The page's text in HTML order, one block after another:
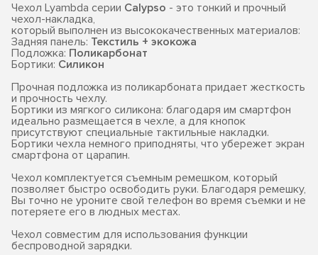
Чехол Lyambda серии Calypso - это тонкий и прочный
чехол-накладка,
который выполнен из высококачественных материалов:
Задняя панель: Текстиль + экокожа
Подложка: Поликарбонат
Бортики: Силикон
Прочная подложка из поликарбоната придает жесткость
и прочность чехлу.
Бортики из мягкого силикона: благодаря им смартфон
идеально размещается в чехле, а для кнопок
присутствуют специальные тактильные накладки.
Бортики чехла немного приподняты, что убережет экран
смартфона от царапин.
Чехол комплектуется съемным ремешком, который
позволяет быстро освободить руки. Благодаря ремешку,
Вы точно не уроните свой телефон во время съемки и не
потеряете его в людных местах.
Чехол совместим для использования функции
беспроводной зарядки.